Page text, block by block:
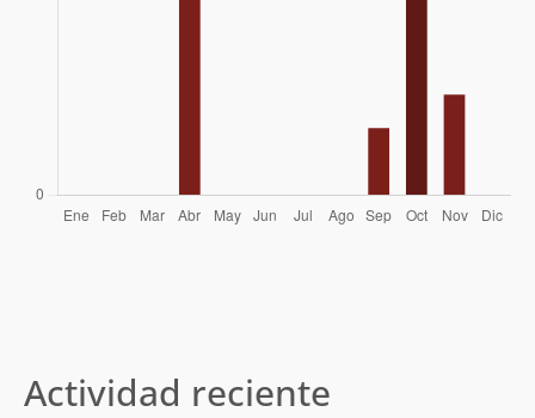
Actividad reciente